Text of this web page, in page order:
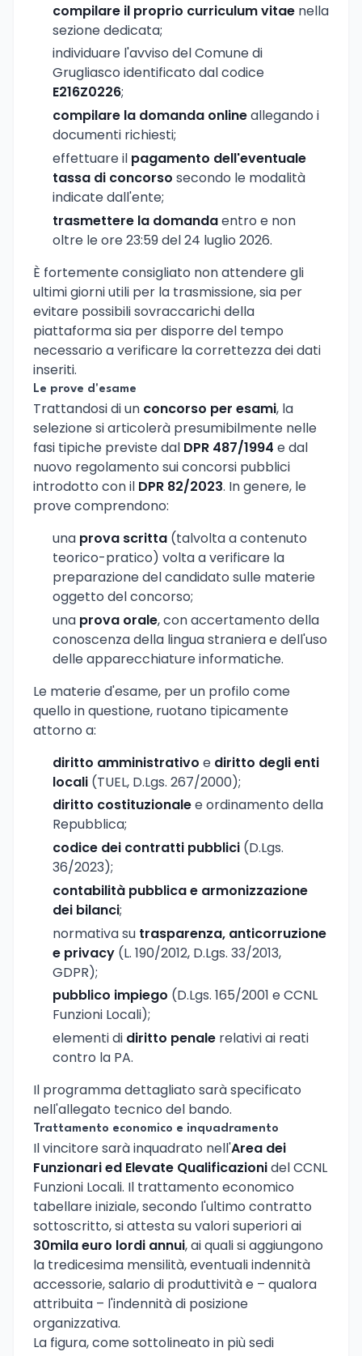
compilare il proprio curriculum vitae nella
sezione dedicata;
individuare l'avviso del Comune di
Grugliasco identificato dal codice
E216Z0226;
compilare la domanda onlineallegando i
documenti richiesti;
effettuare il pagamento dell'eventuale
tassa di concorso secondo le modalità
indicate dall'ente;
trasmettere la domandaentro e non
oltre le ore 23:59 del 24 luglio 2026.
È fortemente consigliato non attendere gli
ultimi giorni utili per la trasmissione, sia per
evitare possibili sovraccarichi della
piattaforma sia per disporre del tempo
necessario a verificare la correttezza dei dati
inseriti.
Le prove d'esame
Trattandosi di un concorso per esami, la
selezione si articolerà presumibilmente nelle
fasi tipiche previste dal DPR 487/1994 e dal
nuovo regolamento sui concorsi pubblici
introdotto con il DPR 82/2023. In genere, le
prove comprendono:
una prova scritta (talvolta a contenuto
teorico-pratico) volta a verificare la
preparazione del candidato sulle materie
oggetto del concorso;
una prova orale, con accertamento della
conoscenza della lingua straniera e dell'uso
delle apparecchiature informatiche.
Le materie d'esame, per un profilo come
quello in questione, ruotano tipicamente
attorno a:
diritto amministrativo e diritto degli enti
locali (TUEL, D.Lgs. 267/2000);
diritto costituzionalee ordinamento della
Repubblica;
codice dei contratti pubblici (D.Lgs.
36/2023);
contabilità pubblica e armonizzazione
dei bilanci;
normativa su trasparenza, anticorruzione
e privacy (L. 190/2012, D.Lgs. 33/2013,
GDPR);
pubblico impiego (D.Lgs. 165/2001 e CCNL
Funzioni Locali);
elementi di diritto penale relativi ai reati
contro la PA.
Il programma dettagliato sarà specificato
nell'allegato tecnico del bando.
Trattamento economico e inquadramento
Il vincitore sarà inquadrato nell'Area dei
Funzionari ed Elevate Qualificazionidel CCNL
Funzioni Locali. Il trattamento economico
tabellare iniziale, secondo l'ultimo contratto
sottoscritto, si attesta su valori superiori ai
30mila euro lordi annui, ai quali si aggiungono
la tredicesima mensilità, eventuali indennità
accessorie, salario di produttività e – qualora
attribuita – l'indennità di posizione
organizzativa.
La figura, come sottolineato in più sedi